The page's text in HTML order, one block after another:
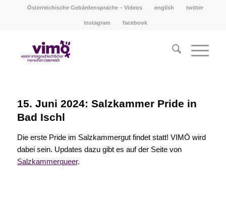
Österreichische Gebärdensprache – Videos english twitter
instagram facebook
15. Juni 2024: Salzkammer Pride in
Bad Ischl
Die erste Pride im Salzkammergut findet statt! VIMÖ wird
dabei sein. Updates dazu gibt es auf der Seite von
Salzkammerqueer.